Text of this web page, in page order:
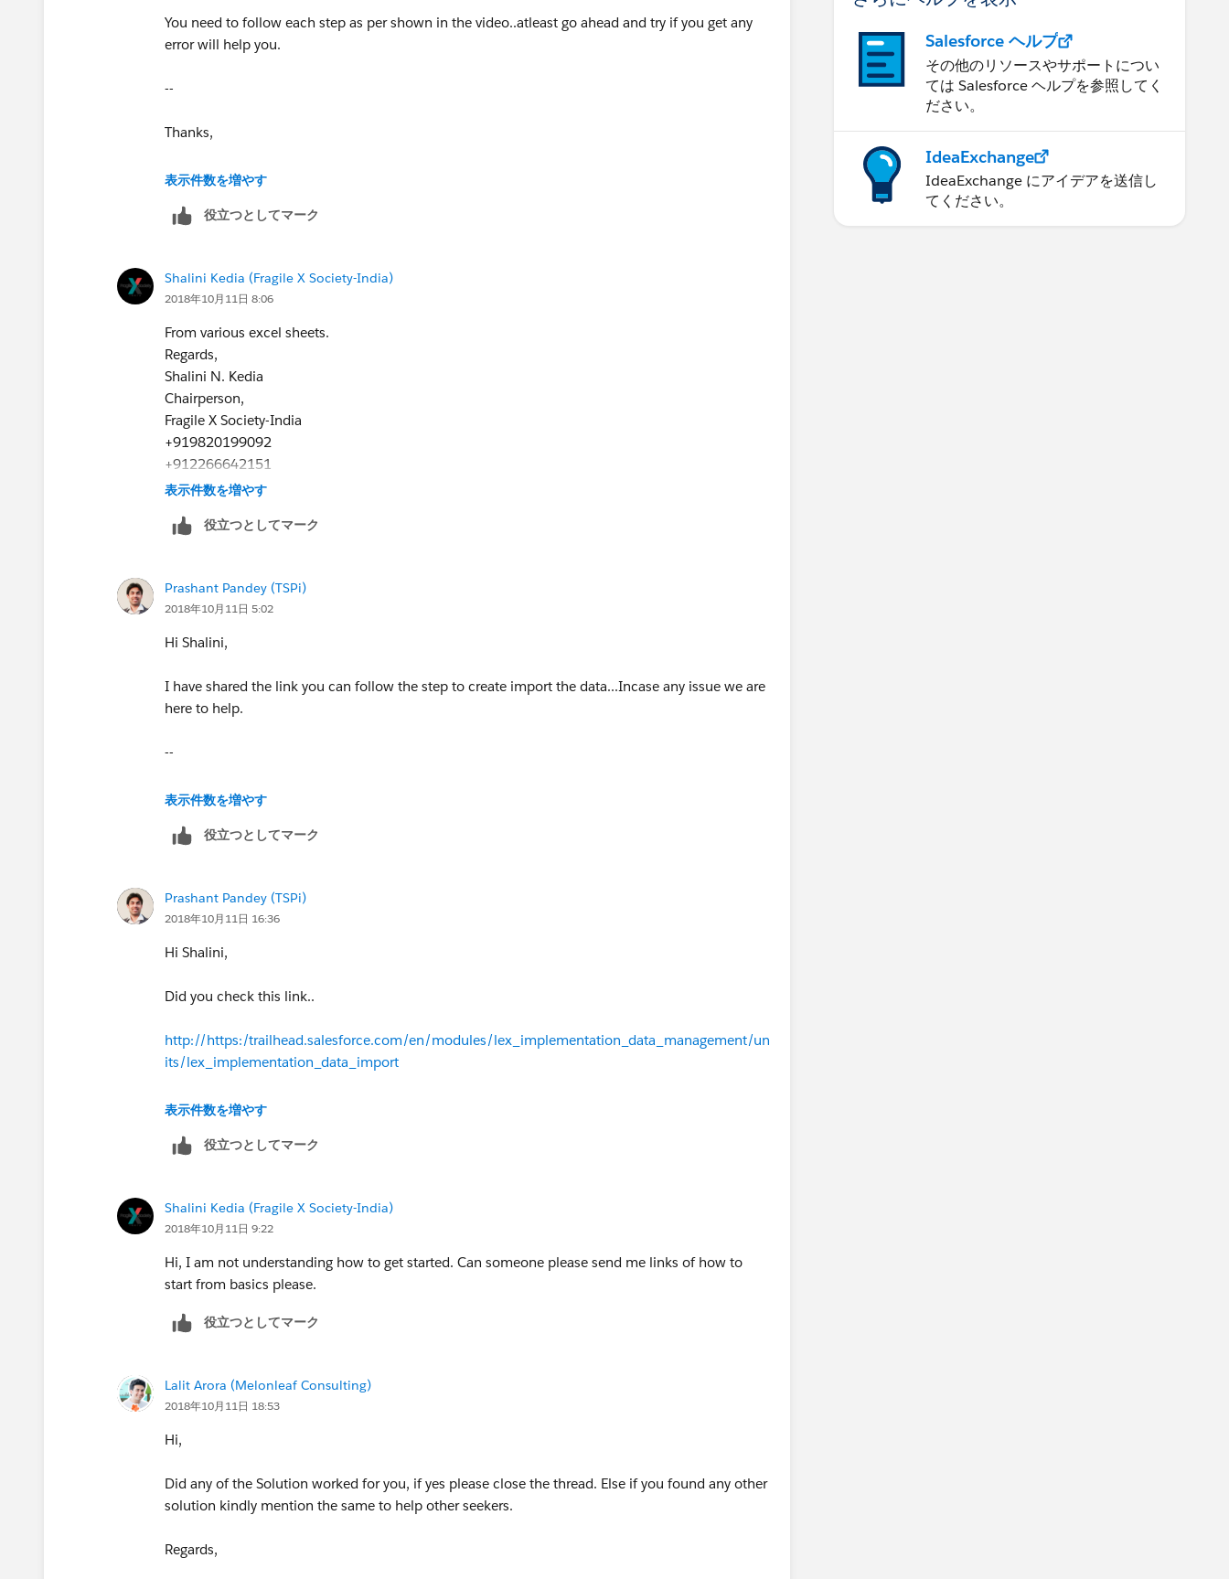
You need to follow each step as per shown in the video..atleast go ahead and try if you get any
error will help you.
--
Thanks,
Prashant
表示件数を増やす
役立つとしてマーク
Shalini Kedia (Fragile X Society-India)
2018年10月11日 8:06
From various excel sheets.
Regards,
Shalini N. Kedia
Chairperson,
Fragile X Society-India
+919820199092
+912266642151
www.fragilex.in
表示件数を増やす
役立つとしてマーク
Prashant Pandey (TSPi)
2018年10月11日 5:02
Hi Shalini,
I have shared the link you can follow the step to create import the data...Incase any issue we are
here to help.
--
Thanks,
Prashant
表示件数を増やす
役立つとしてマーク
Prashant Pandey (TSPi)
2018年10月11日 16:36
Hi Shalini,
Did you check this link..
http://https:/trailhead.salesforce.com/en/modules/lex_implementation_data_management/un
its/lex_implementation_data_import
https://www.youtube.com/watch?v=QAEL8OBOKPY
--
Pashant
表示件数を増やす
役立つとしてマーク
Shalini Kedia (Fragile X Society-India)
2018年10月11日 9:22
Hi, I am not understanding how to get started. Can someone please send me links of how to
start from basics please.
役立つとしてマーク
Lalit Arora (Melonleaf Consulting)
2018年10月11日 18:53
Hi,
Did any of the Solution worked for you, if yes please close the thread. Else if you found any other
solution kindly mention the same to help other seekers.
Regards,
Salesforce ヘルプ
その他のリソースやサポートについ
ては Salesforce ヘルプを参照してく
ださい。
IdeaExchange
IdeaExchange にアイデアを送信し
てください。